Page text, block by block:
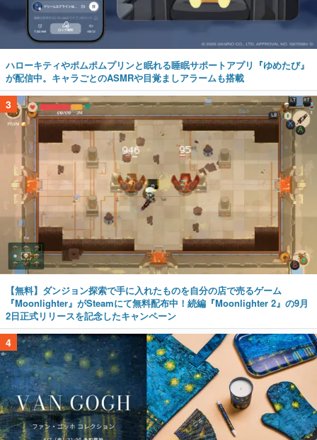
ハローキティやポムポムプリンと眠れる睡眠サポートアプリ『ゆめたび』
が配信中。キャラごとのASMRや目覚ましアラームも搭載
3
【無料】ダンジョン探索で手に入れたものを自分の店で売るゲーム
『Moonlighter』がSteamにて無料配布中！続編『Moonlighter 2』の9月
2日正式リリースを記念したキャンペーン
4